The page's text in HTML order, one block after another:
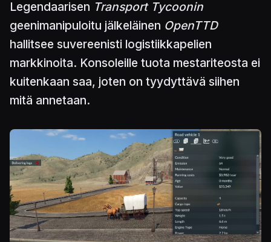
Legendaarisen Transport Tycoonin
geenimanipuloitu jälkeläinen OpenTTD
hallitsee suvereenisti logistiikkapelien
markkinoita. Konsoleille tuota mestariteosta ei
kuitenkaan saa, joten on tyydyttävä siihen
mitä annetaan.
Kuva